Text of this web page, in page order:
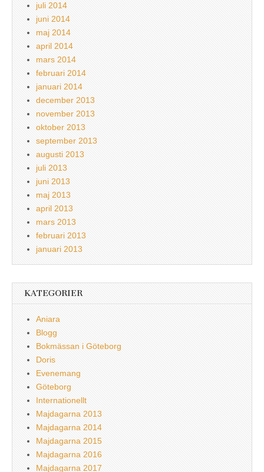
juli 2014
juni 2014
maj 2014
april 2014
mars 2014
februari 2014
januari 2014
december 2013
november 2013
oktober 2013
september 2013
augusti 2013
juli 2013
juni 2013
maj 2013
april 2013
mars 2013
februari 2013
januari 2013
KATEGORIER
Aniara
Blogg
Bokmässan i Göteborg
Doris
Evenemang
Göteborg
Internationellt
Majdagarna 2013
Majdagarna 2014
Majdagarna 2015
Majdagarna 2016
Majdagarna 2017